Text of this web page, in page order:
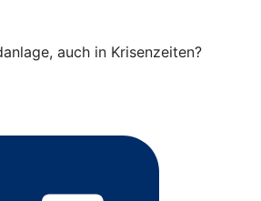
auch in Krisenzeiten?